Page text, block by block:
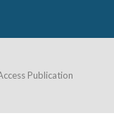
Publication